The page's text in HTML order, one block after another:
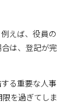
えば、役員の
は、登記が完
る重要な人事
を過ぎてしま